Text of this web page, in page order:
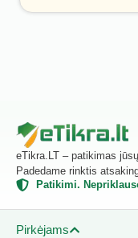
eTikra.LT – patikimas
Padedame rinktis
Patikimi.
Pirkėjams